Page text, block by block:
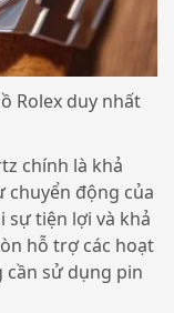
Rolex duy nhất
chính là khả
động của
sự tiện lợi và khả
hỗ trợ các hoạt
cần sử dụng pin